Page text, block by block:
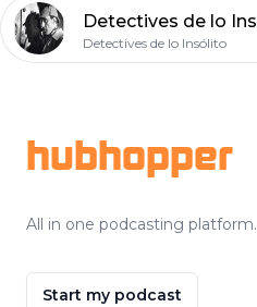
Detectives de lo Insólito
hubhopper
All in one podcasting platform.
Start my podcast